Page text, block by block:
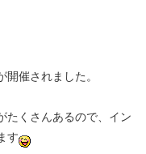
催されました。
たくさんあるので、イン
す